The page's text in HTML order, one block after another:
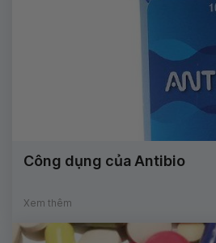
Công dụng của Antibio
Xem thêm